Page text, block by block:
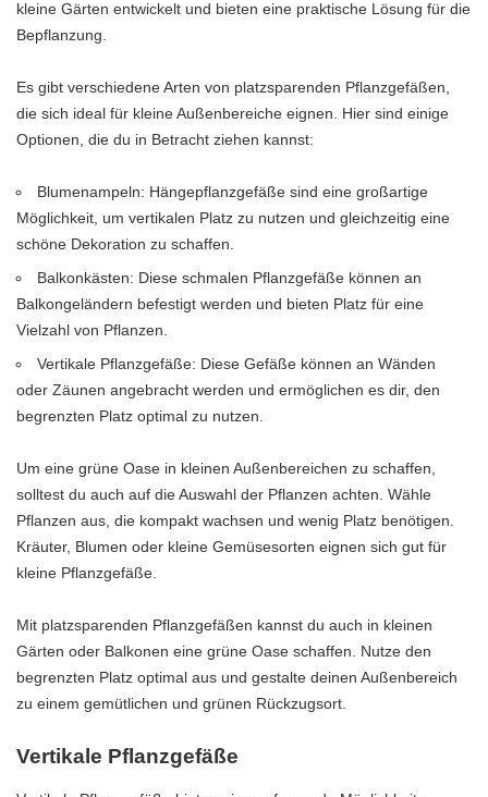
kleine Gärten entwickelt und bieten eine praktische Lösung für die
Bepflanzung.
Es gibt verschiedene Arten von platzsparenden Pflanzgefäßen,
die sich ideal für kleine Außenbereiche eignen. Hier sind einige
Optionen, die du in Betracht ziehen kannst:
Blumenampeln: Hängepflanzgefäße sind eine großartige
Möglichkeit, um vertikalen Platz zu nutzen und gleichzeitig eine
schöne Dekoration zu schaffen.
Balkonkästen: Diese schmalen Pflanzgefäße können an
Balkongeländern befestigt werden und bieten Platz für eine
Vielzahl von Pflanzen.
Vertikale Pflanzgefäße: Diese Gefäße können an Wänden
oder Zäunen angebracht werden und ermöglichen es dir, den
begrenzten Platz optimal zu nutzen.
Um eine grüne Oase in kleinen Außenbereichen zu schaffen,
solltest du auch auf die Auswahl der Pflanzen achten. Wähle
Pflanzen aus, die kompakt wachsen und wenig Platz benötigen.
Kräuter, Blumen oder kleine Gemüsesorten eignen sich gut für
kleine Pflanzgefäße.
Mit platzsparenden Pflanzgefäßen kannst du auch in kleinen
Gärten oder Balkonen eine grüne Oase schaffen. Nutze den
begrenzten Platz optimal aus und gestalte deinen Außenbereich
zu einem gemütlichen und grünen Rückzugsort.
Vertikale Pflanzgefäße